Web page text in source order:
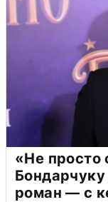
«Не просто
роман — с